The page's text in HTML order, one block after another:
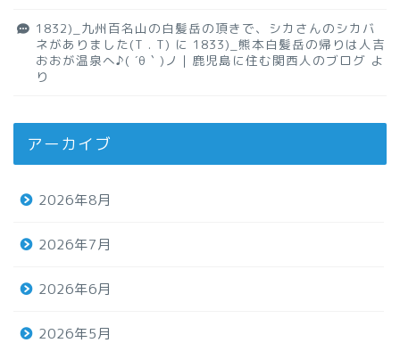
1832)_九州百名山の白髪岳の頂きで、シカさんのシカバ
ネがありました(T . T) に 1833)_熊本白髪岳の帰りは人吉
おおが温泉へ♪( ´θ｀)ノ｜鹿児島に住む関西人のブログ よ
り
アーカイブ
2026年8月
2026年7月
2026年6月
2026年5月